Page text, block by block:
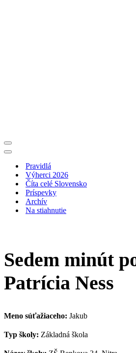
Menu
navigácie
Menu
navigáciePravidlá
Výherci 2026
Číta celé Slovensko
Príspevky
Archív
Na stiahnutie
Sedem minút
Patrícia Ness
Meno súťažiaceho: Jakub
Typ školy: Základná škola